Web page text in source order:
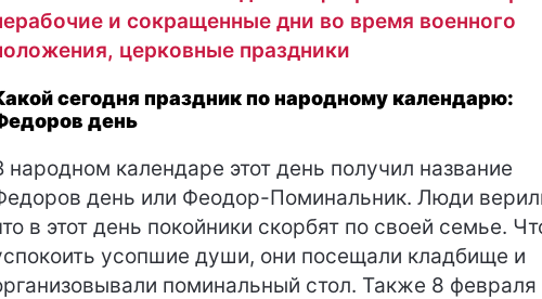
и сокращенные дни во время военного
церковные праздники
сегодня праздник по народному календарю:
день
народном календаре этот день получил название
день или Феодор-Поминальник. Люди
в этот день покойники скорбят по своей семье.
усопшие души, они посещали кладбище и
поминальный стол. Также 8 февраля